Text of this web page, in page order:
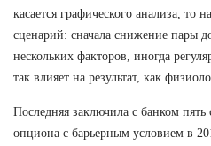
касается графического анализа, то
сценарий: сначала снижение пары
нескольких факторов, иногда
так влияет на результат, как
Последняя заключила с банком
опциона с барьерным условием в